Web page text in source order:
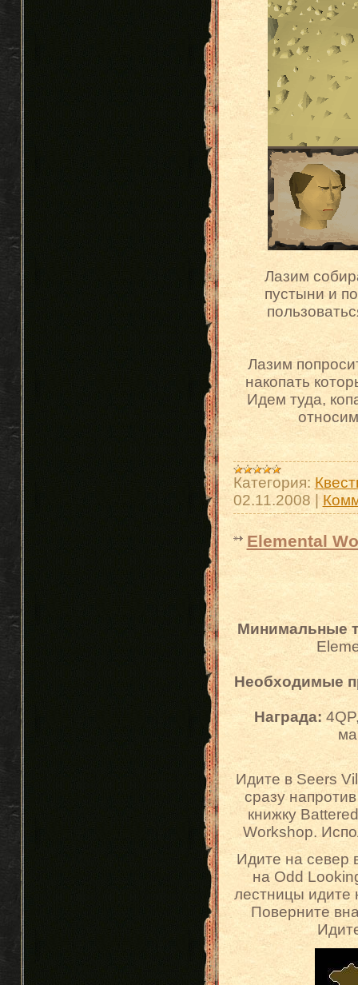
Лазим
пустыни и
Лазим
накопать
Идем туда,
Категория:
02.11.2008
Elemental
Минимальные
Необходимые
Награда:
Идите в Seers
сразу
книжку
Workshop.
Идите на север
на Odd
лестницы идите
Поверните